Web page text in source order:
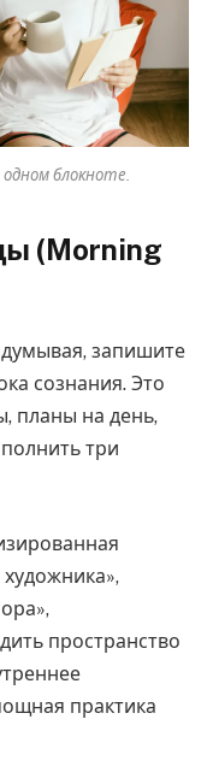
блокноте.
(Morning
запишите
сознания. Это
планы на день,
три
пространство
практика